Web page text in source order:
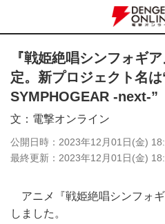
『戦姫絶唱シンフォギ
定。新プロジェクト名
SYMPHOGEAR -next-”
文 電撃オンライン
公開日時
2023年12月01日(金)
最終更新
2023年12月01日(金)
アニメ『戦姫絶唱シンフォ
しました。